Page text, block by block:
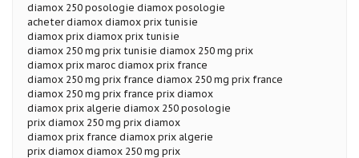
diamox 250 posologie diamox posologie
acheter diamox diamox prix tunisie
diamox prix diamox prix tunisie
diamox 250 mg prix tunisie diamox 250 mg prix
diamox prix maroc diamox prix france
diamox 250 mg prix france diamox 250 mg prix france
diamox 250 mg prix france prix diamox
diamox prix algerie diamox 250 posologie
prix diamox 250 mg prix diamox
diamox prix france diamox prix algerie
prix diamox diamox 250 mg prix